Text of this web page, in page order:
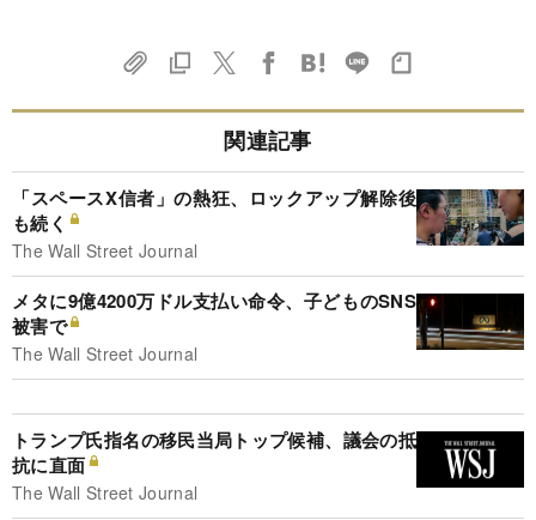
関連記事
「スペースX信者」の熱狂、ロックアップ解除後
も続く
The Wall Street Journal
メタに9億4200万ドル支払い命令、子どものSNS
被害で
The Wall Street Journal
トランプ氏指名の移民当局トップ候補、議会の抵
抗に直面
The Wall Street Journal